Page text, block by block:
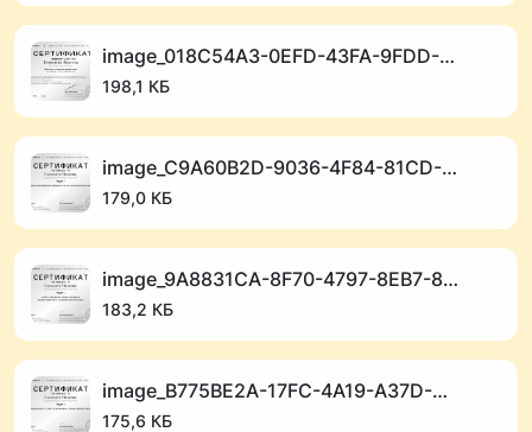
image_018C54A3-0EFD-43FA-9FDD-FE2BD3991492_1768912854.png
198,1 КБ
image_C9A60B2D-9036-4F84-81CD-6738DDF80581_1768912842.png
179,0 КБ
image_9A8831CA-8F70-4797-8EB7-88C6E00358B2_1768912835.png
183,2 КБ
image_B775BE2A-17FC-4A19-A37D-D55C6F475356_1768912830.png
175,6 КБ